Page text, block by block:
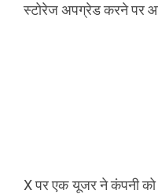
स्टोरेज अपग्रेड करने पर
X पर एक यूजर ने कंपनी को